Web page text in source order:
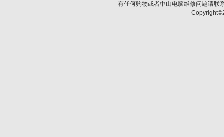
有任何购物或者中山电脑维修问题请联